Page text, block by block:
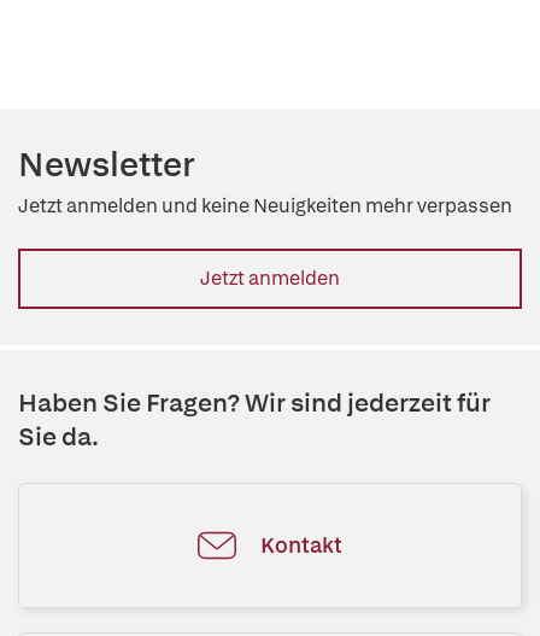
Newsletter
Jetzt anmelden und keine Neuigkeiten mehr verpassen
Jetzt anmelden
Haben Sie Fragen? Wir sind jederzeit für
Sie da.
Kontakt